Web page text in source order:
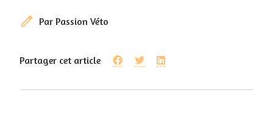
edit Par Passion Véto
Partager cet article